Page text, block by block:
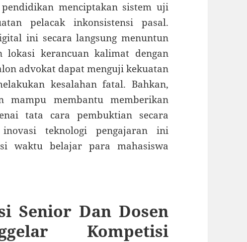
menciptakan sistem uji
pelacak inkonsistensi pasal.
ini secara langsung menuntun
lokasi kerancuan kalimat dengan
advokat dapat menguji kekuatan
kesalahan fatal. Bahkan,
mampu membantu memberikan
tata cara pembuktian secara
teknologi pengajaran ini
waktu belajar para mahasiswa
Senior Dan Dosen
Kompetisi